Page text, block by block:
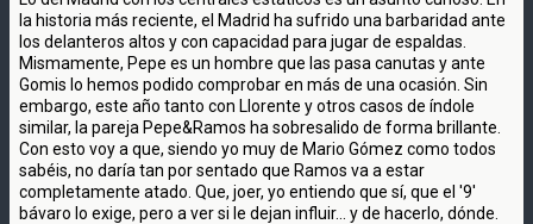
la historia más reciente, el Madrid ha sufrido una barbaridad ante
los delanteros altos y con capacidad para jugar de espaldas.
Mismamente, Pepe es un hombre que las pasa canutas y ante
Gomis lo hemos podido comprobar en más de una ocasión. Sin
embargo, este año tanto con Llorente y otros casos de índole
similar, la pareja Pepe&Ramos ha sobresalido de forma brillante.
Con esto voy a que, siendo yo muy de Mario Gómez como todos
sabéis, no daría tan por sentado que Ramos va a estar
completamente atado. Que, joer, yo entiendo que sí, que el '9'
bávaro lo exige, pero a ver si le dejan influir... y de hacerlo, dónde.